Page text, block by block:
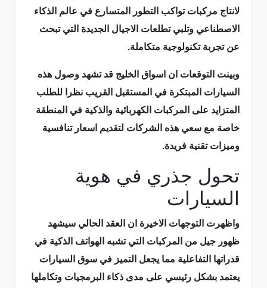
لانتاج مركبات تواكب التطور المتسارع في عالم الذكاء
الاصطناعي وتلبي تطلعات الاجيال الجديدة التي تبحث
عن تجربة تكنولوجية متكاملة.
وبينت التوقعات ان اسواق الخليج قد تشهد وصول هذه
السيارات المبتكرة في المستقبل القريب نظرا للطلب
المتزايد على المركبات الكهربائية والذكية في المنطقة
خاصة مع سعي هذه الشركات لتقديم اسعار تنافسية
وميزات تقنية فريدة.
تحول جذري في هوية
السيارات
واظهرت التوجهات الاخيرة ان العقد الحالي سيشهد
ظهور جيل من المركبات التي تشبه الهواتف الذكية في
قدراتها التفاعلية مما يجعل التميز في سوق السيارات
يعتمد بشكل رئيسي على مدى ذكاء البرمجيات وتكاملها